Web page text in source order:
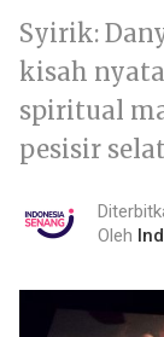
Syirik:
kisah
spiritual
pesisir
Oleh